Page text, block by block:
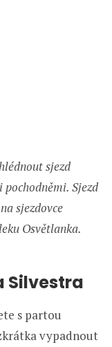
sjezd
Sjezd
sjezdovce
Osvětlanka.
Silvestra
s partou
vypadnout